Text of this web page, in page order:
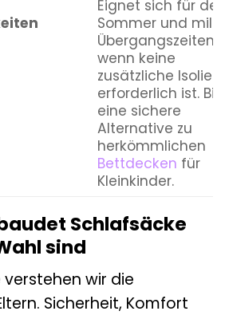
Eignet sich für
Sommer und
Übergangszeiten,
wenn keine
zusätzliche
erforderlich ist.
eine sichere
Alternative zu
herkömmlichen
Bettdecken für
Kleinkinder.
Schlafsäcke
sind
verstehen wir die
Sicherheit, Komfort